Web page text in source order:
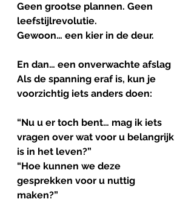
Geen grootse plannen. Geen
leefstijlrevolutie.
Gewoon… een kier in de deur.
En dan… een onverwachte afslag
Als de spanning eraf is, kun je
voorzichtig iets anders doen:
“Nu u er toch bent… mag ik iets
vragen over wat voor u belangrijk
is in het leven?”
“Hoe kunnen we deze
gesprekken voor u nuttig
maken?”